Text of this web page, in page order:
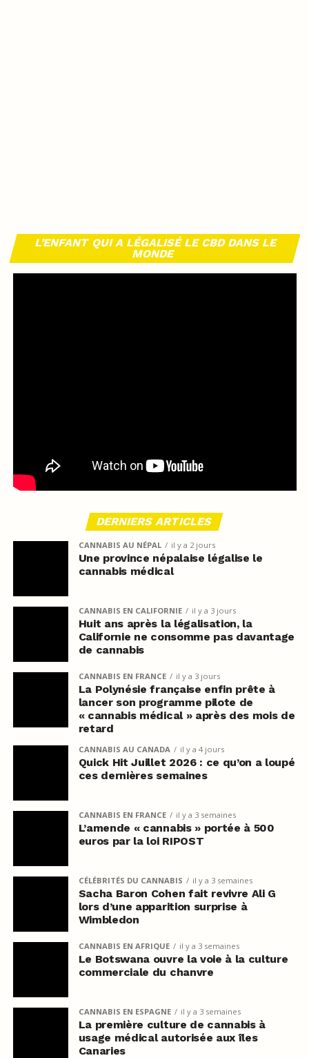
L’ENFANT QUI A LÉGALISÉ LE CBD DANS LE
MONDE
DERNIERS ARTICLES
CANNABIS AU NÉPAL il y a 2 jours
Une province népalaise légalise le
cannabis médical
CANNABIS EN CALIFORNIE il y a 3 jours
Huit ans après la légalisation, la
Californie ne consomme pas davantage
de cannabis
CANNABIS EN FRANCE il y a 3 jours
La Polynésie française enfin prête à
lancer son programme pilote de
« cannabis médical » après des mois de
retard
CANNABIS AU CANADA il y a 4 jours
Quick Hit Juillet 2026 : ce qu’on a loupé
ces dernières semaines
CANNABIS EN FRANCE il y a 3 semaines
L’amende « cannabis » portée à 500
euros par la loi RIPOST
CÉLÉBRITÉS DU CANNABIS il y a 3 semaines
Sacha Baron Cohen fait revivre Ali G
lors d’une apparition surprise à
Wimbledon
CANNABIS EN AFRIQUE il y a 3 semaines
Le Botswana ouvre la voie à la culture
commerciale du chanvre
CANNABIS EN ESPAGNE il y a 3 semaines
La première culture de cannabis à
usage médical autorisée aux îles
Canaries